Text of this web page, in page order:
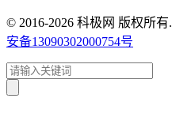
© 2016-2026 科极网 版权所有.
安备13090302000754号